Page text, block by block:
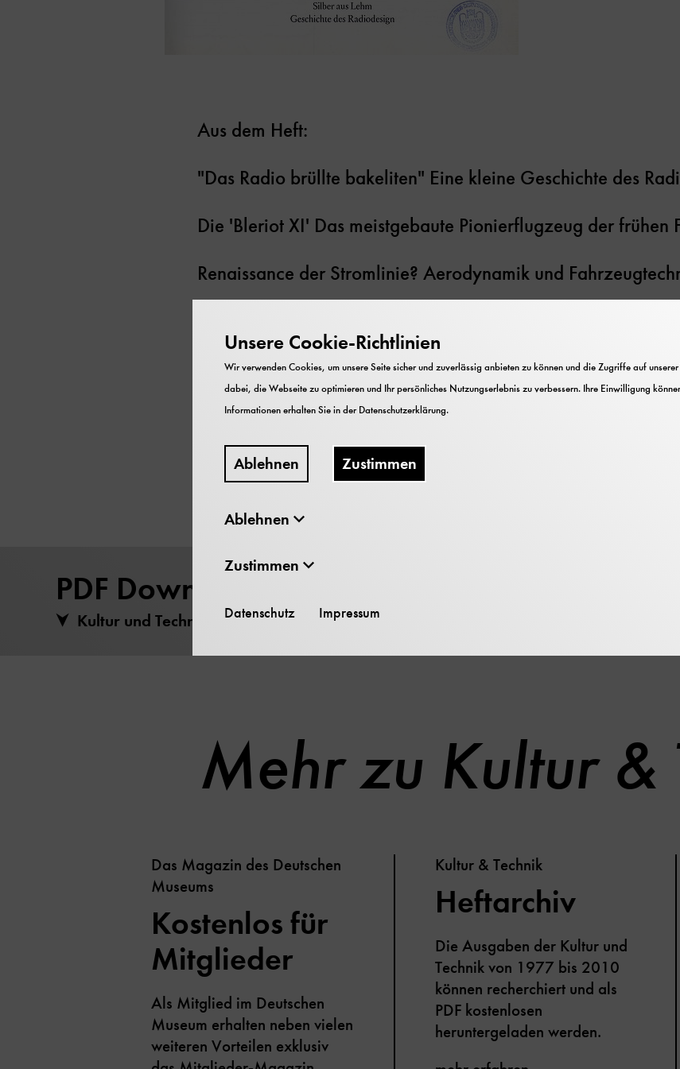
Aus dem Heft:
"Das Radio brüllte bakeliten" Eine kleine Geschichte des
Die 'Bleriot XI' Das meistgebaute Pionierflugzeug der frühen
Renaissance der Stromlinie? Aerodynamik und
Kultur und Technik Heft 1 (1990)
Zeitschrift des Deutschen Museums
1990 Deutsches Museum und C.H.Beck
62 Seiten
PDF Download
Kultur und Technik Heft 1 (1990) herunterladen (PDF 29 MB)
Mehr zu Kultur &
Das Magazin des Deutschen
Museums
Kostenlos für
Mitglieder
Als Mitglied im Deutschen
Museum erhalten neben vielen
weiteren Vorteilen exklusiv
Kultur & Technik
Heftarchiv
Die Ausgaben der Kultur und
Technik von 1977 bis 2010
können recherchiert und als
PDF kostenlosen
heruntergeladen werden.
Unsere Cookie-Richtlinien
Wir verwenden Cookies, um unsere Seite sicher und zuverlässig anbieten zu können und die Zugriffe auf
dabei, die Webseite zu optimieren und Ihr persönliches Nutzungserlebnis zu verbessern. Ihre Einwilligung
Informationen erhalten Sie in derDatenschutzerklärung.
Ablehnen Zustimmen
Ablehnen
Zustimmen
Datenschutz Impressum